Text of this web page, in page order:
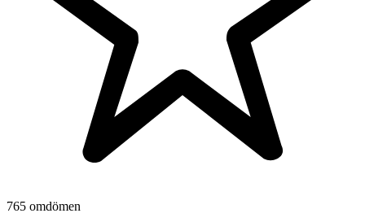
765 omdömen